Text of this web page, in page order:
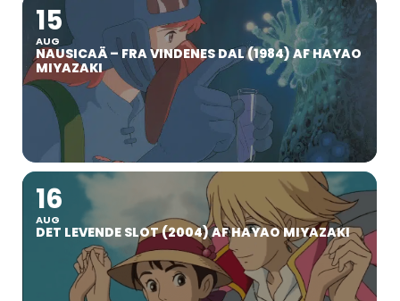
15
AUG
NAUSICAÄ – FRA VINDENES DAL (1984) AF HAYAO
MIYAZAKI
16
AUG
DET LEVENDE SLOT (2004) AF HAYAO MIYAZAKI